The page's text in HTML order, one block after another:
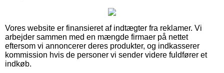
Vores website er finansieret af indtægter fra reklamer. Vi
arbejder sammen med en mængde firmaer på nettet
eftersom vi annoncerer deres produkter, og indkasserer
kommission hvis de personer vi sender videre fuldfører et
indkøb.